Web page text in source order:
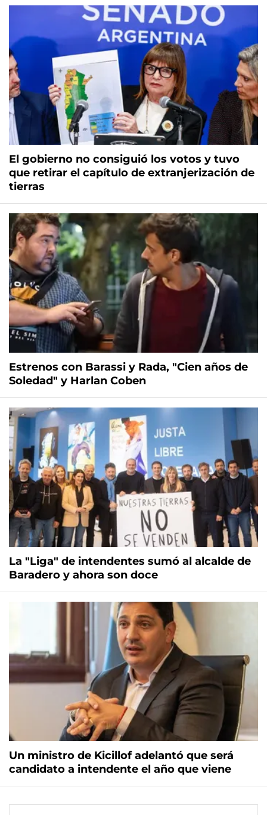
El gobierno no consiguió los votos y tuvo
que retirar el capítulo de extranjerización de
tierras
Estrenos con Barassi y Rada, "Cien años de
Soledad" y Harlan Coben
La "Liga" de intendentes sumó al alcalde de
Baradero y ahora son doce
Un ministro de Kicillof adelantó que será
candidato a intendente el año que viene